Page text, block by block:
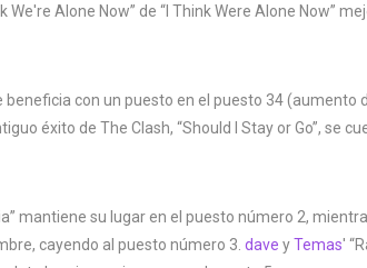
We're Alone Now” de “I Think Were Alone Now”
con un puesto en el puesto 34 (aumento
éxito de The Clash, “Should I Stay or Go”, se
mantiene su lugar en el puesto número 2,
cayendo al puesto número 3. dave yTemas'